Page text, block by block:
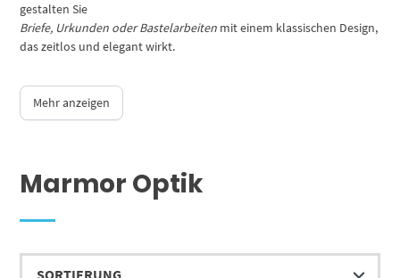
Marmor Optik
gestalten Sie
Briefe, Urkunden oder Bastelarbeiten mit einem klassischen Design,
das zeitlos und elegant wirkt.
Mehr anzeigen